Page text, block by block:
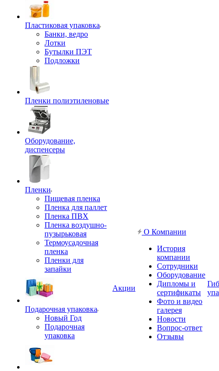
Пластиковая упаковка
Банки, ведро
Лотки
Бутылки ПЭТ
Подложки
Пленки полиэтиленовые
Оборудование,
диспенсеры
Пленки
Пищевая пленка
Пленка для паллет
Пленка ПВХ
Пленка воздушно-
пузырьковая
Термоусадочная
пленка
Пленки для
запайки
Подарочная упаковка
Новый Год
Подарочная
упаковка
Акции
О Компании
История
компании
Сотрудники
Оборудование
Дипломы и
сертификаты
Фото и видео
галерея
Новости
Вопрос-ответ
Отзывы